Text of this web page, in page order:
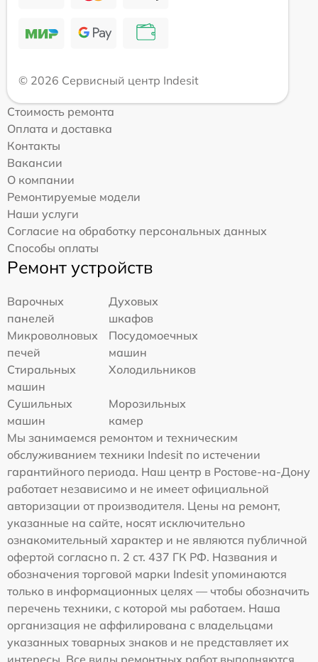
© 2026 Сервисный центр Indesit
Стоимость ремонта
Оплата и доставка
Контакты
Вакансии
О компании
Ремонтируемые модели
Наши услуги
Согласие на обработку персональных данных
Способы оплаты
Ремонт устройств
Варочных
панелей
Духовых
шкафов
Микроволновых
печей
Посудомоечных
машин
Стиральных
машин
Холодильников
Сушильных
машин
Морозильных
камер
Мы занимаемся ремонтом и техническим
обслуживанием техники Indesit по истечении
гарантийного периода. Наш центр в Ростове-на-Дону
работает независимо и не имеет официальной
авторизации от производителя. Цены на ремонт,
указанные на сайте, носят исключительно
ознакомительный характер и не являются публичной
офертой согласно п. 2 ст. 437 ГК РФ. Названия и
обозначения торговой марки Indesit упоминаются
только в информационных целях — чтобы обозначить
перечень техники, с которой мы работаем. Наша
организация не аффилирована с владельцами
указанных товарных знаков и не представляет их